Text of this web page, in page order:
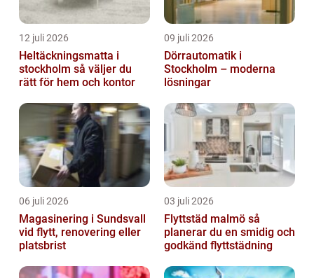
12 juli 2026
Heltäckningsmatta i
stockholm så väljer du
rätt för hem och kontor
09 juli 2026
Dörrautomatik i
Stockholm – moderna
lösningar
06 juli 2026
Magasinering i Sundsvall
vid flytt, renovering eller
platsbrist
03 juli 2026
Flyttstäd malmö så
planerar du en smidig och
godkänd flyttstädning